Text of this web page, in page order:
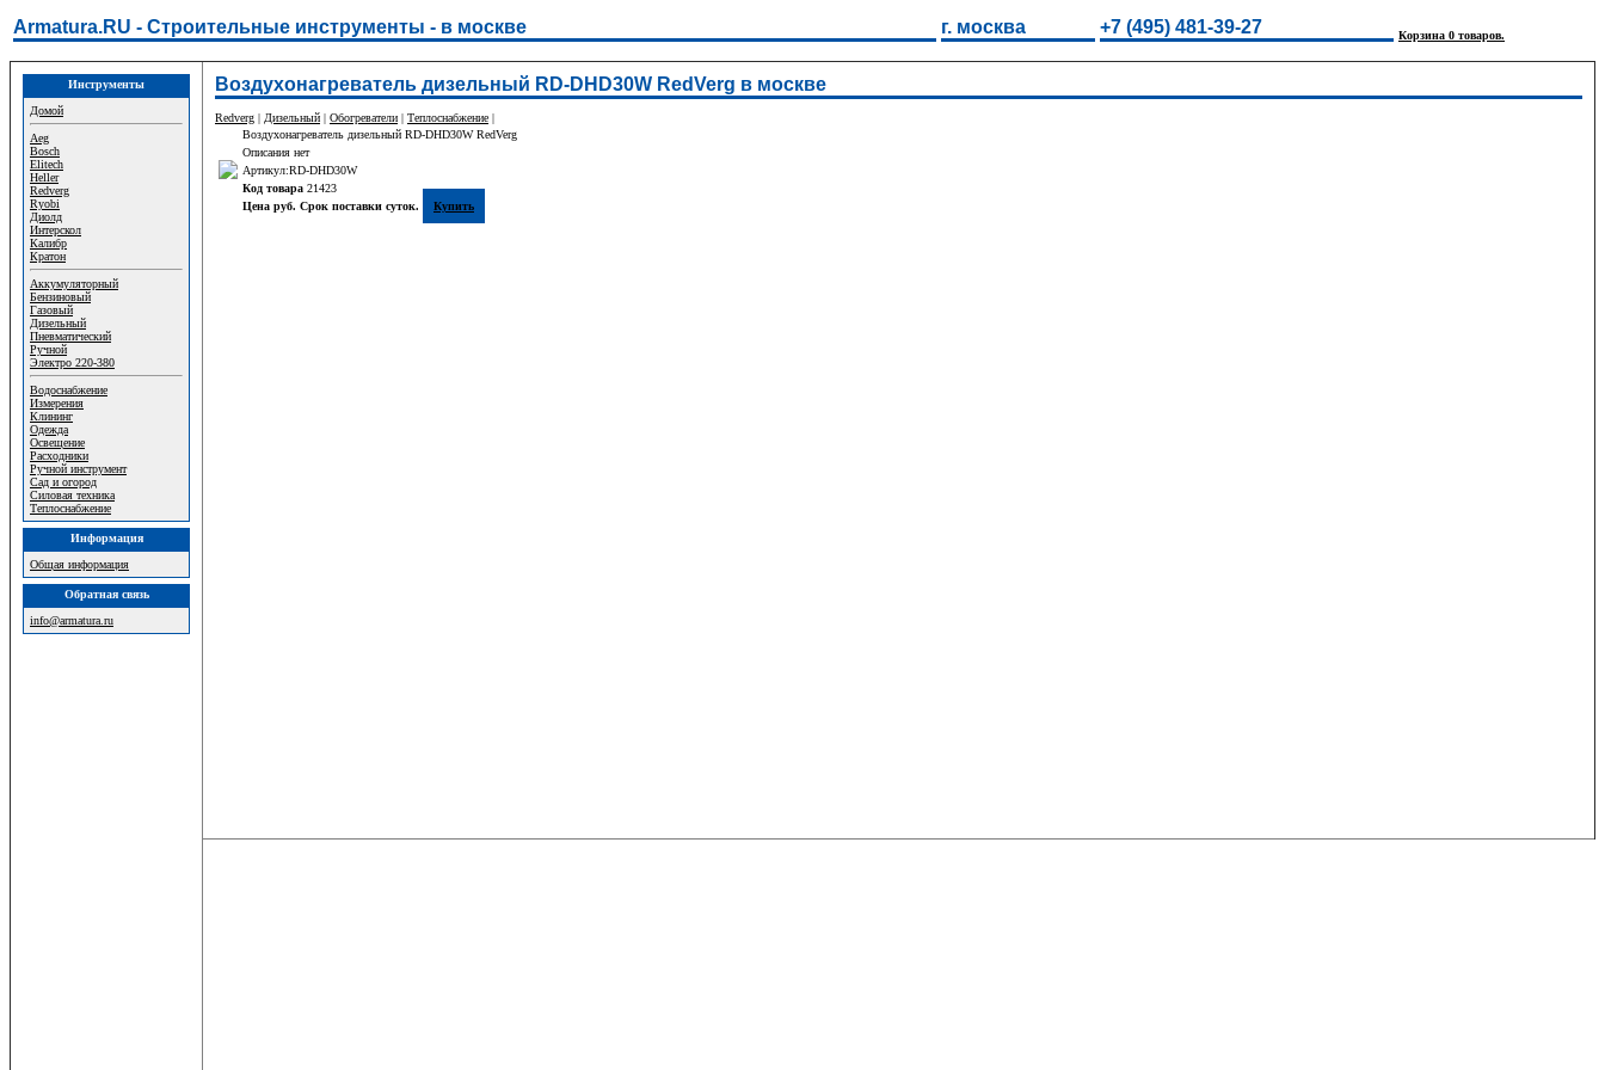
Armatura.RU - Строительные инструменты - в москве г. москва +7 (495) 481-39-27 Корзина 0 товаров.
Инструменты
Домой
Aeg
Bosch
Elitech
Heller
Redverg
Ryobi
Диолд
Интерскол
Калибр
Кратон
Аккумуляторный
Бензиновый
Газовый
Дизельный
Пневматический
Ручной
Электро 220-380
Водоснабжение
Измерения
Клининг
Одежда
Освещение
Расходники
Ручной инструмент
Сад и огород
Силовая техника
Теплоснабжение
Информация
Общая информация
Обратная связь
info@armatura.ru
Воздухонагреватель дизельный RD-DHD30W RedVerg в москве
Redverg | Дизельный | Обогреватели | Теплоснабжение |
Воздухонагреватель дизельный RD-DHD30W RedVerg
Описания нет
Артикул:RD-DHD30W
Код товара 21423
Цена руб. Срок поставки суток.
Купить